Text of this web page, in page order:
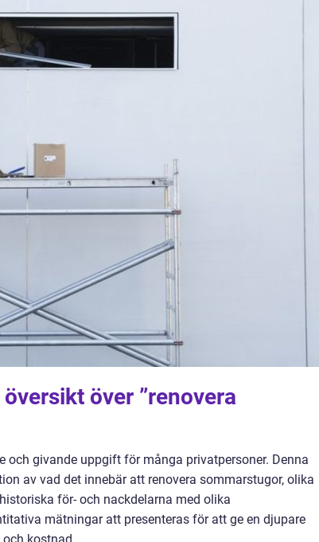
över ”renovera
och givande uppgift för många privatpersoner. Denna
av vad det innebär att renovera sommarstugor, olika
för- och nackdelarna med olika
mätningar att presenteras för att ge en djupare